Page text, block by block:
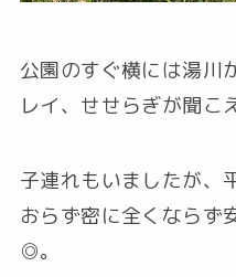
公園のすぐ横には湯川
レイ、せせらぎが聞こ
子連れもいましたが、
おらず密に全くならず
◎。